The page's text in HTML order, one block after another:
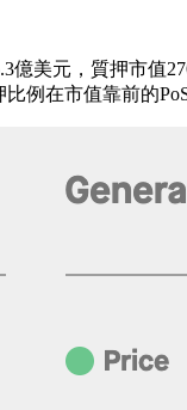
億美元，質押市值
例在市值靠前的